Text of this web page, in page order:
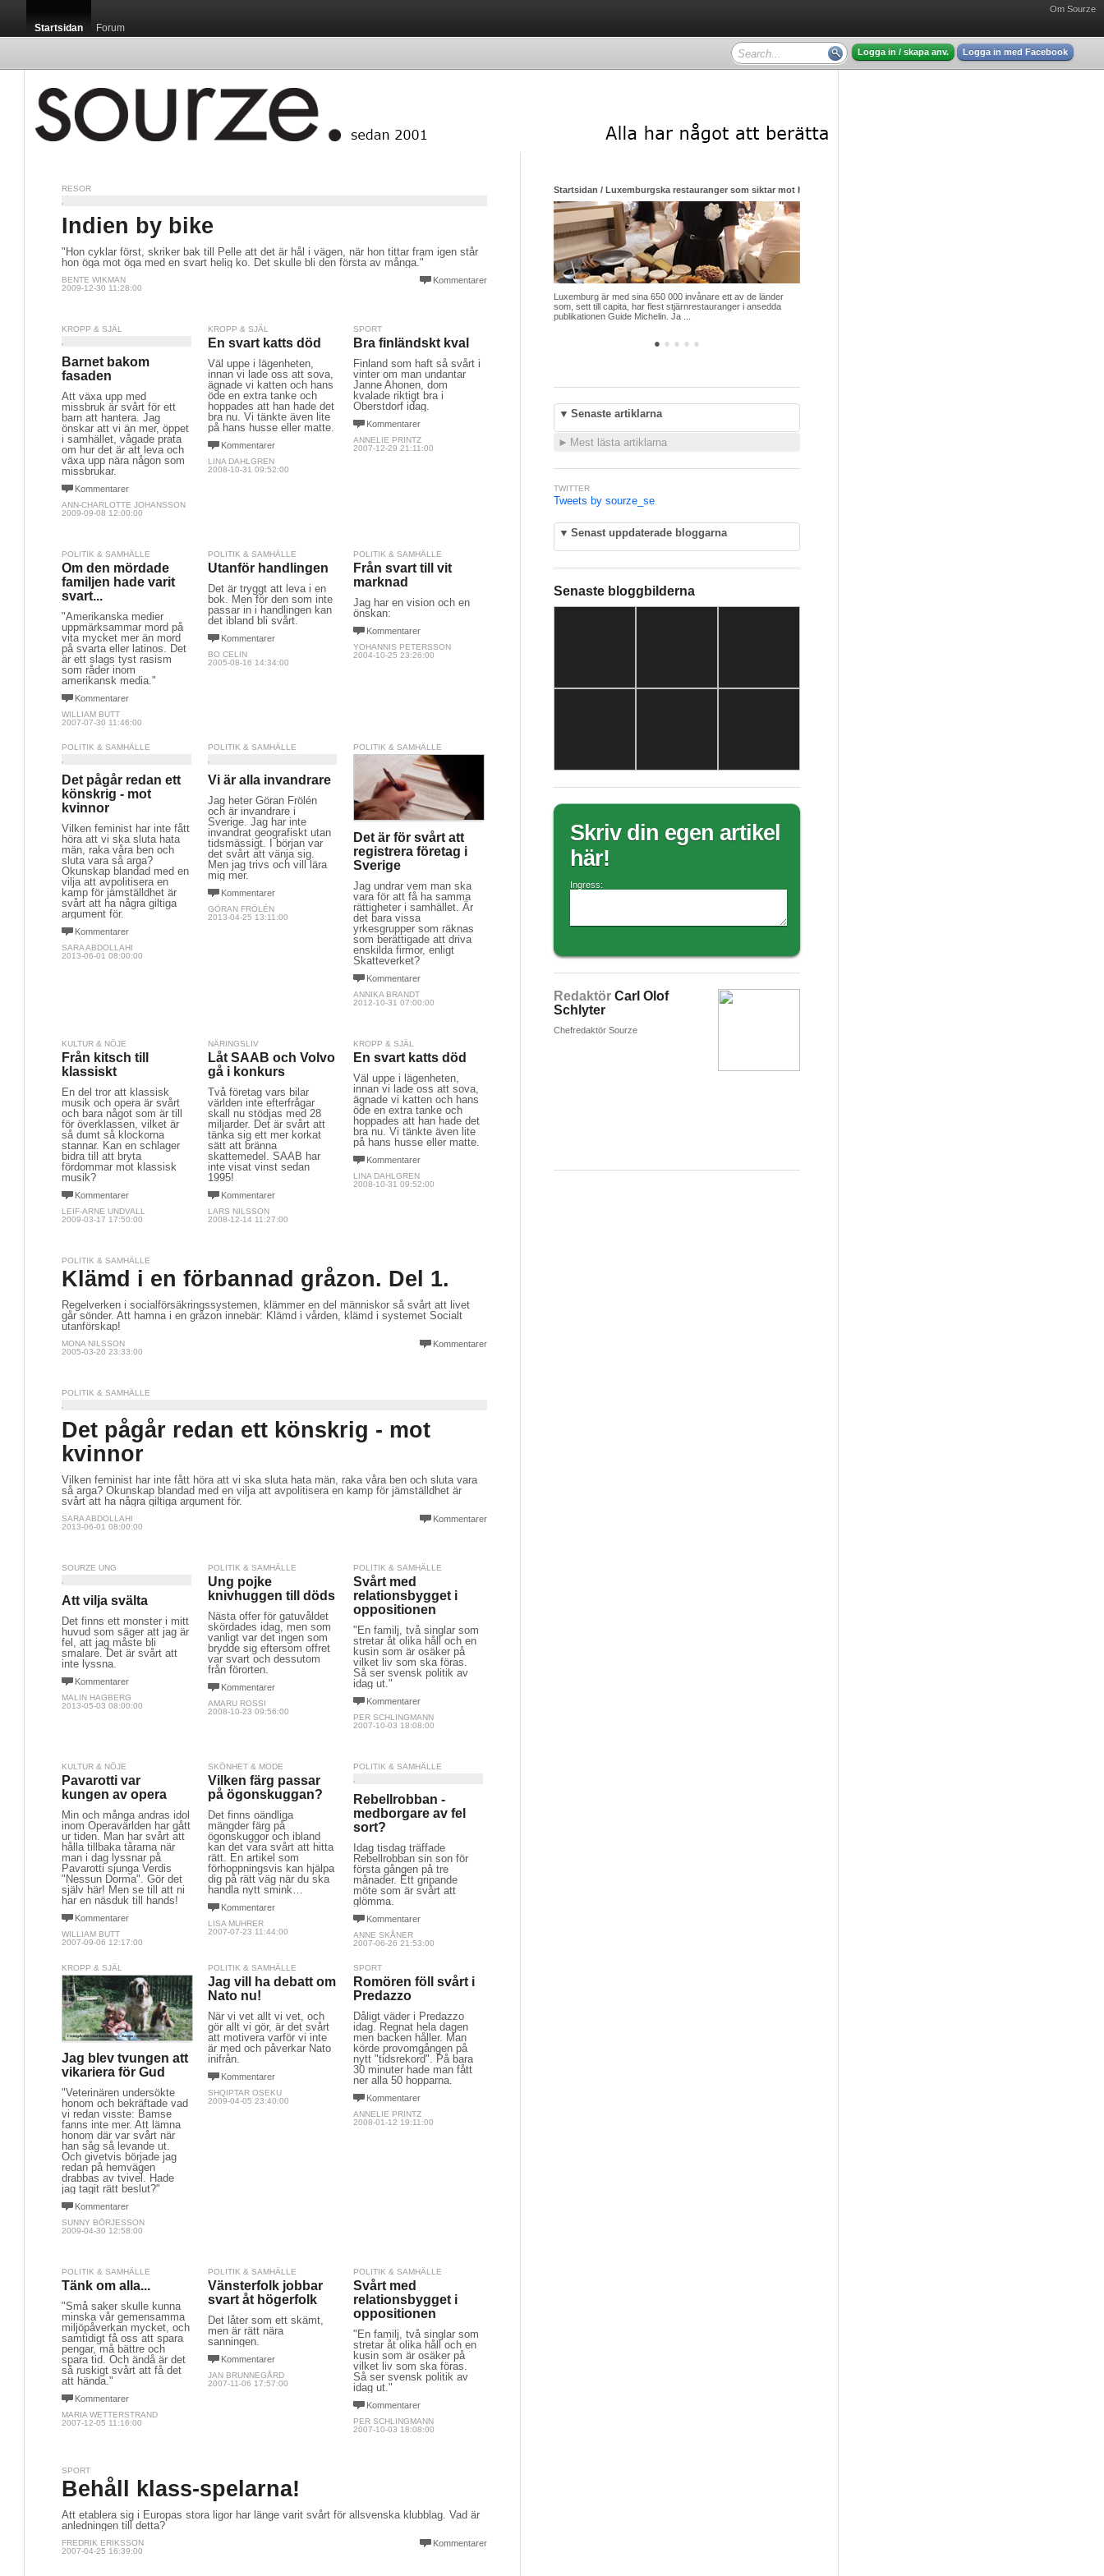
Om Sourze
Startsidan Forum
Logga in / skapa anv. Logga in med Facebook
RESOR
Indien by bike
"Hon cyklar först, skriker bak till Pelle att det är hål i vägen, när hon tittar fram igen står
hon öga mot öga med en svart helig ko. Det skulle bli den första av många."
Kommentarer
BENTE WIKMAN
2009-12-30 11:28:00
KROPP & SJÄL
Barnet bakom
fasaden
Att växa upp med
missbruk är svårt för ett
barn att hantera. Jag
önskar att vi än mer, öppet
i samhället, vågade prata
om hur det är att leva och
växa upp nära någon som
missbrukar.
Kommentarer
ANN-CHARLOTTE JOHANSSON
2009-09-08 12:00:00
KROPP & SJÄL
En svart katts död
Väl uppe i lägenheten,
innan vi lade oss att sova,
ägnade vi katten och hans
öde en extra tanke och
hoppades att han hade det
bra nu. Vi tänkte även lite
på hans husse eller matte.
Kommentarer
LINA DAHLGREN
2008-10-31 09:52:00
SPORT
Bra finländskt kval
Finland som haft så svårt i
vinter om man undantar
Janne Ahonen, dom
kvalade riktigt bra i
Oberstdorf idag.
Kommentarer
ANNELIE PRINTZ
2007-12-29 21:11:00
POLITIK & SAMHÄLLE
Om den mördade
familjen hade varit
svart...
"Amerikanska medier
uppmärksammar mord på
vita mycket mer än mord
på svarta eller latinos. Det
är ett slags tyst rasism
som råder inom
amerikansk media."
Kommentarer
WILLIAM BUTT
2007-07-30 11:46:00
POLITIK & SAMHÄLLE
Utanför handlingen
Det är tryggt att leva i en
bok. Men för den som inte
passar in i handlingen kan
det ibland bli svårt.
Kommentarer
BO CELIN
2005-08-16 14:34:00
POLITIK & SAMHÄLLE
Från svart till vit
marknad
Jag har en vision och en
önskan:
Kommentarer
YOHANNIS PETERSSON
2004-10-25 23:26:00
POLITIK & SAMHÄLLE
Det pågår redan ett
könskrig - mot
kvinnor
Vilken feminist har inte fått
höra att vi ska sluta hata
män, raka våra ben och
sluta vara så arga?
Okunskap blandad med en
vilja att avpolitisera en
kamp för jämställdhet är
svårt att ha några giltiga
argument för.
Kommentarer
SARA ABDOLLAHI
2013-06-01 08:00:00
POLITIK & SAMHÄLLE
Vi är alla invandrare
Jag heter Göran Frölén
och är invandrare i
Sverige. Jag har inte
invandrat geografiskt utan
tidsmässigt. I början var
det svårt att vänja sig.
Men jag trivs och vill lära
mig mer.
Kommentarer
GÖRAN FRÖLÉN
2013-04-25 13:11:00
POLITIK & SAMHÄLLE
Det är för svårt att
registrera företag i
Sverige
Jag undrar vem man ska
vara för att få ha samma
rättigheter i samhället. Är
det bara vissa
yrkesgrupper som räknas
som berättigade att driva
enskilda firmor, enligt
Skatteverket?
Kommentarer
ANNIKA BRANDT
2012-10-31 07:00:00
KULTUR & NÖJE
Från kitsch till
klassiskt
En del tror att klassisk
musik och opera är svårt
och bara något som är till
för överklassen, vilket är
så dumt så klockorna
stannar. Kan en schlager
bidra till att bryta
fördommar mot klassisk
musik?
Kommentarer
LEIF-ARNE UNDVALL
2009-03-17 17:50:00
NÄRINGSLIV
Låt SAAB och Volvo
gå i konkurs
Två företag vars bilar
världen inte efterfrågar
skall nu stödjas med 28
miljarder. Det är svårt att
tänka sig ett mer korkat
sätt att bränna
skattemedel. SAAB har
inte visat vinst sedan
1995!
Kommentarer
LARS NILSSON
2008-12-14 11:27:00
KROPP & SJÄL
En svart katts död
Väl uppe i lägenheten,
innan vi lade oss att sova,
ägnade vi katten och hans
öde en extra tanke och
hoppades att han hade det
bra nu. Vi tänkte även lite
på hans husse eller matte.
Kommentarer
LINA DAHLGREN
2008-10-31 09:52:00
POLITIK & SAMHÄLLE
Klämd i en förbannad gråzon. Del 1.
Regelverken i socialförsäkringssystemen, klämmer en del människor så svårt att livet
går sönder. Att hamna i en gråzon innebär: Klämd i vården, klämd i systemet Socialt
utanförskap!
Kommentarer
MONA NILSSON
2005-03-20 23:33:00
POLITIK & SAMHÄLLE
Det pågår redan ett könskrig - mot
kvinnor
Vilken feminist har inte fått höra att vi ska sluta hata män, raka våra ben och sluta vara
så arga? Okunskap blandad med en vilja att avpolitisera en kamp för jämställdhet är
svårt att ha några giltiga argument för.
Kommentarer
SARA ABDOLLAHI
2013-06-01 08:00:00
SOURZE UNG
Att vilja svälta
Det finns ett monster i mitt
huvud som säger att jag är
fel, att jag måste bli
smalare. Det är svårt att
inte lyssna.
Kommentarer
MALIN HAGBERG
2013-05-03 08:00:00
POLITIK & SAMHÄLLE
Ung pojke
knivhuggen till döds
Nästa offer för gatuvåldet
skördades idag, men som
vanligt var det ingen som
brydde sig eftersom offret
var svart och dessutom
från förorten.
Kommentarer
AMARU ROSSI
2008-10-23 09:56:00
POLITIK & SAMHÄLLE
Svårt med
relationsbygget i
oppositionen
"En familj, två singlar som
stretar åt olika håll och en
kusin som är osäker på
vilket liv som ska föras.
Så ser svensk politik av
idag ut."
Kommentarer
PER SCHLINGMANN
2007-10-03 18:08:00
KULTUR & NÖJE
Pavarotti var
kungen av opera
Min och många andras idol
inom Operavärlden har gått
ur tiden. Man har svårt att
hålla tillbaka tårarna när
man i dag lyssnar på
Pavarotti sjunga Verdis
"Nessun Dorma". Gör det
själv här! Men se till att ni
har en näsduk till hands!
Kommentarer
WILLIAM BUTT
2007-09-06 12:17:00
SKÖNHET & MODE
Vilken färg passar
på ögonskuggan?
Det finns oändliga
mängder färg på
ögonskuggor och ibland
kan det vara svårt att hitta
rätt. En artikel som
förhoppningsvis kan hjälpa
dig på rätt väg när du ska
handla nytt smink…
Kommentarer
LISA MUHRER
2007-07-23 11:44:00
POLITIK & SAMHÄLLE
Rebellrobban -
medborgare av fel
sort?
Idag tisdag träffade
Rebellrobban sin son för
första gången på tre
månader. Ett gripande
möte som är svårt att
glömma.
Kommentarer
ANNE SKÅNER
2007-06-26 21:53:00
KROPP & SJÄL
Jag blev tvungen att
vikariera för Gud
"Veterinären undersökte
honom och bekräftade vad
vi redan visste: Bamse
fanns inte mer. Att lämna
honom där var svårt när
han såg så levande ut.
Och givetvis började jag
redan på hemvägen
drabbas av tvivel. Hade
jag tagit rätt beslut?"
Kommentarer
SUNNY BÖRJESSON
2009-04-30 12:58:00
POLITIK & SAMHÄLLE
Jag vill ha debatt om
Nato nu!
När vi vet allt vi vet, och
gör allt vi gör, är det svårt
att motivera varför vi inte
är med och påverkar Nato
inifrån.
Kommentarer
SHQIPTAR OSEKU
2009-04-05 23:40:00
SPORT
Romören föll svårt i
Predazzo
Dåligt väder i Predazzo
idag. Regnat hela dagen
men backen håller. Man
körde provomgången på
nytt "tidsrekord". På bara
30 minuter hade man fått
ner alla 50 hopparna.
Kommentarer
ANNELIE PRINTZ
2008-01-12 19:11:00
POLITIK & SAMHÄLLE
Tänk om alla...
"Små saker skulle kunna
minska vår gemensamma
miljöpåverkan mycket, och
samtidigt få oss att spara
pengar, må bättre och
spara tid. Och ändå är det
så ruskigt svårt att få det
att hända."
Kommentarer
MARIA WETTERSTRAND
2007-12-05 11:16:00
POLITIK & SAMHÄLLE
Vänsterfolk jobbar
svart åt högerfolk
Det låter som ett skämt,
men är rätt nära
sanningen.
Kommentarer
JAN BRUNNEGÅRD
2007-11-06 17:57:00
POLITIK & SAMHÄLLE
Svårt med
relationsbygget i
oppositionen
"En familj, två singlar som
stretar åt olika håll och en
kusin som är osäker på
vilket liv som ska föras.
Så ser svensk politik av
idag ut."
Kommentarer
PER SCHLINGMANN
2007-10-03 18:08:00
SPORT
Behåll klass-spelarna!
Att etablera sig i Europas stora ligor har länge varit svårt för allsvenska klubblag. Vad är
anledningen till detta?
Kommentarer
FREDRIK ERIKSSON
2007-04-25 16:39:00
● ● ● ● ●
Startsidan / Luxemburgska restauranger som siktar mot himlen i sin strävan efter nya stjärnor
Luxemburg är med sina 650 000 invånare ett av de länder
som, sett till capita, har flest stjärnrestauranger i ansedda
publikationen Guide Michelin. Ja ...
▼ Senaste artiklarna
► Mest lästa artiklarna
TWITTER
Tweets by sourze_se
▼ Senast uppdaterade bloggarna
Senaste bloggbilderna
Skriv din egen artikel
här!
Ingress:
Redaktör Carl Olof
Schlyter
Chefredaktör Sourze